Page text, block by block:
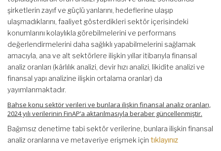
şirketlerin zayıf ve güçlü yanlarını, hedeflerine ulaşıp
ulaşmadıklarını, faaliyet gösterdikleri sektör içerisindeki
konumlarını kolaylıkla görebilmelerini ve performans
değerlendirmelerini daha sağlıklı yapabilmelerini sağlamak
amacıyla, ana ve alt sektörlere ilişkin yıllar itibarıyla finansal
analiz oranları (kârlılık analizi, devir hızı analizi, likidite analizi ve
finansal yapı analizine ilişkin ortalama oranlar) da
yayımlanmaktadır.
Bahse konu sektör verileri ve bunlara ilişkin finansal analiz oranları,
2024 yılı verilerinin FinAP’a aktarılmasıyla beraber güncellenmiştir.
Bağımsız denetime tabi sektör verilerine, bunlara ilişkin finansal
analiz oranlarına ve metaveriye erişmek için tıklayınız